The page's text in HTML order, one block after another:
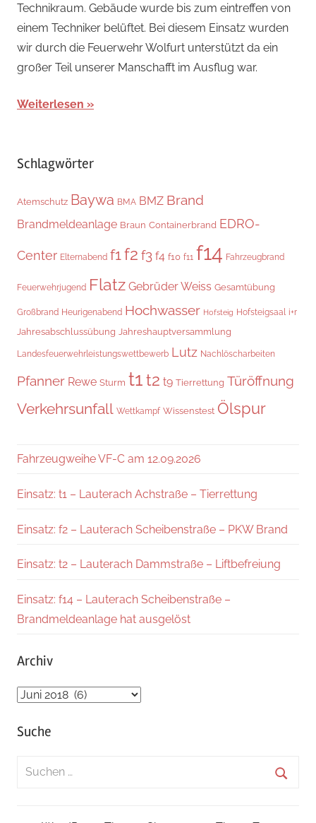
Technikraum. Gebäude wurde bis zum eintreffen von
einem Techniker belüftet. Bei diesem Einsatz wurden
wir durch die Feuerwehr Wolfurt unterstützt da ein
großer Teil unserer Manschafft im Ausflug war.
Weiterlesen
Schlagwörter
Atemschutz Baywa BMA BMZ Brand
Brandmeldeanlage Braun Containerbrand EDRO-
Center Elternabend f1f2 f3 f4 f10 f11 f14 Fahrzeugbrand
Feuerwehrjugend Flatz Gebrüder Weiss Gesamtübung
Großbrand Heurigenabend Hochwasser Hofsteig Hofsteigsaal i+r
Jahresabschlussübung Jahreshauptversammlung
Landesfeuerwehrleistungswettbewerb Lutz Nachlöscharbeiten
Pfanner Rewe Sturm t1t2 t9 Tierrettung Türöffnung
Verkehrsunfall Wettkampf Wissenstest Ölspur
Fahrzeugweihe VF-C am 12.09.2026
Einsatz: t1 – Lauterach Achstraße – Tierrettung
Einsatz: f2 – Lauterach Scheibenstraße – PKW Brand
Einsatz: t2 – Lauterach Dammstraße – Liftbefreiung
Einsatz: f14 – Lauterach Scheibenstraße –
Brandmeldeanlage hat ausgelöst
Archiv
Archiv
Suche
Suchen